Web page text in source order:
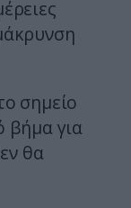
σημείο
βήμα για
θα